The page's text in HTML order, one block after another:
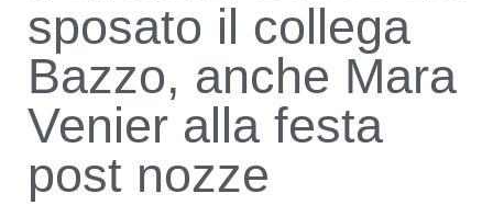
sposato il collega
Bazzo, anche Mara
Venier alla festa
post nozze